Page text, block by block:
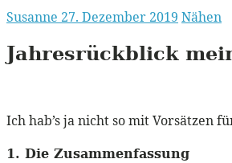
Susanne 27. Dezember 2019 Nähen
Jahresrückblick
Ich hab’s ja nicht so mit Vorsätzen
1. Die Zusammenfassung